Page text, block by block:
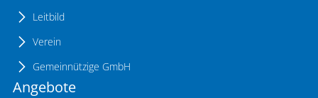
Leitbild
Verein
Gemeinnützige GmbH
Angebote